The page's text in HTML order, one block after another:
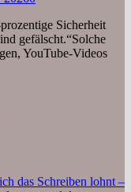
Sicherheit
gefälscht.“Solche
YouTube-Videos
das Schreiben lohnt –